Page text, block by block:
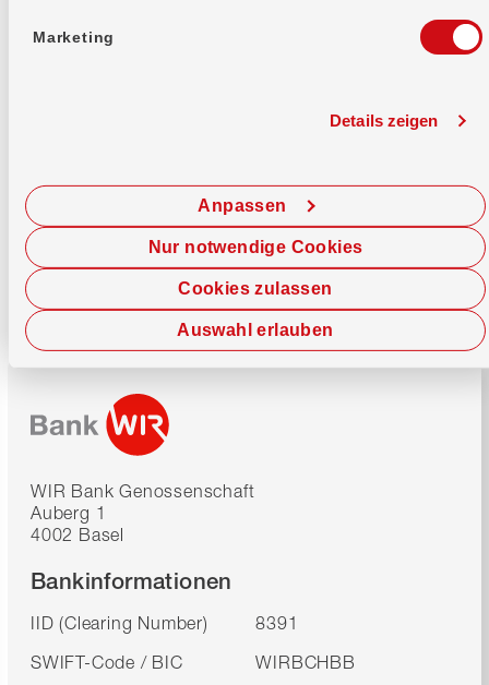
Marketing
Details zeigen
Cookies zulassen
Anpassen
Auswahl erlauben
Nur notwendige Cookies
Jetzt chatten
WIR Bank Genossenschaft
Auberg 1
4002 Basel
Bankinformationen
IID (Clearing Number)
8391
SWIFT-Code / BIC
WIRBCHBB